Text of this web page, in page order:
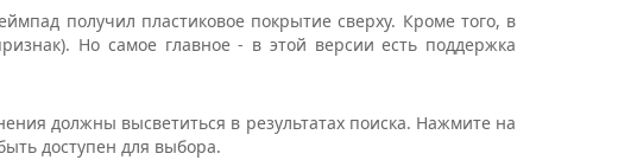
получил пластиковое покрытие сверху. Кроме того, в
Но самое главное - в этой версии есть поддержка
должны высветиться в результатах поиска. Нажмите на
доступен для выбора.